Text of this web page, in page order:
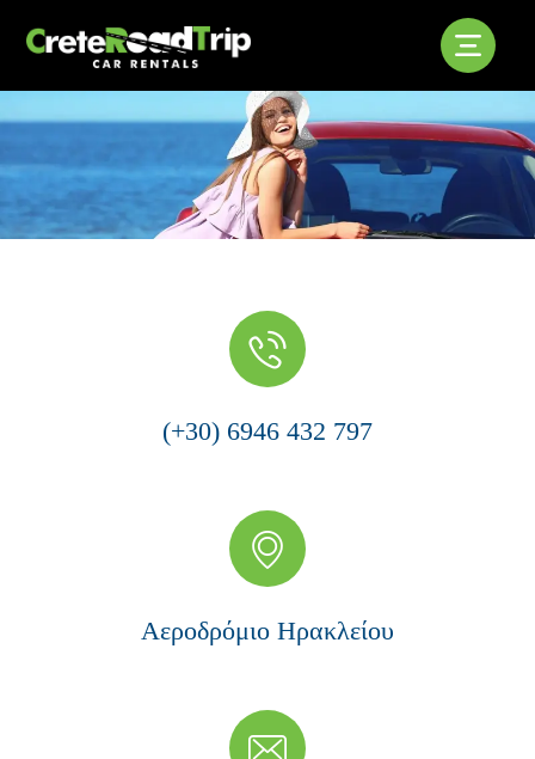
(+30) 6946 432 797
Αεροδρόμιο Ηρακλείου